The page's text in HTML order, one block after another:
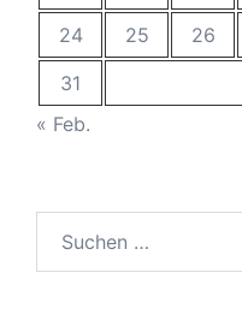
24
25 26
31
« Feb.